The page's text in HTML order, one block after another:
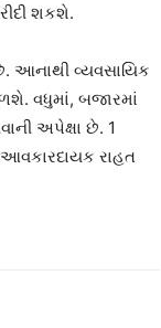
શકશે.
આનાથી વ્યવસાયિક
વધુમાં, બજારમાં
અપેક્ષા છે. 1
રાહત